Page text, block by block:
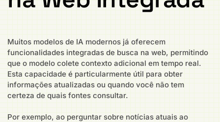
Muitos modelos de IA modernos já oferecem
funcionalidades integradas de busca na web, permitindo
que o modelo colete contexto adicional em tempo real.
Esta capacidade é particularmente útil para obter
informações atualizadas ou quando você não tem
certeza de quais fontes consultar.
Por exemplo, ao perguntar sobre notícias atuais ao